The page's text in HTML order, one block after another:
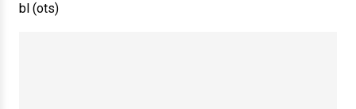
bl (ots)